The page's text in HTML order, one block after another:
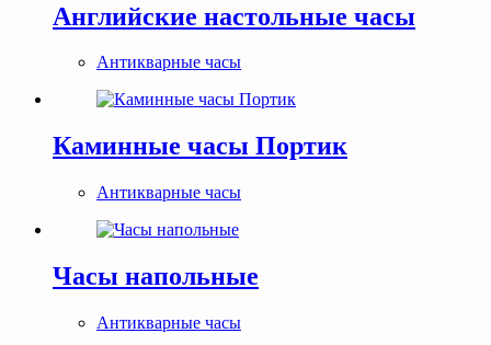
Английские настольные часы
Антикварные часы
Каминные часы Портик
Антикварные часы
Часы напольные
Антикварные часы